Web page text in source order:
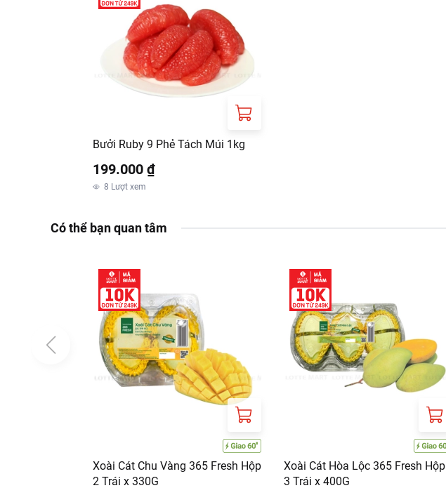
Bưởi Ruby 9 Phẻ Tách Múi 1kg
199.000 ₫
8 Lượt xem
Có thể bạn quan tâm
Xoài Cát Chu Vàng 365 Fresh Hộp
2 Trái x 330G
Xoài Cát Hòa Lộc 365 Fresh Hộp
3 Trái x 400G